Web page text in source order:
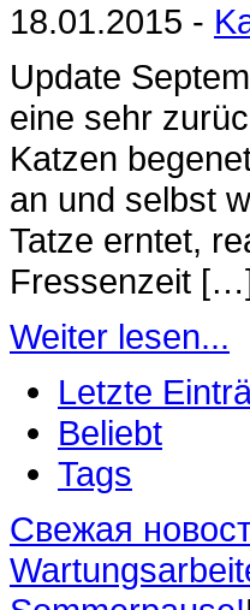
18.01.2015 -
Update
eine sehr
Katzen
an und selbst
Tatze erntet,
Fressenzeit
Weiter lesen...
Letzte
Beliebt
Tags
Свежая